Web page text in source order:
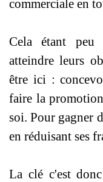
commerciale en
Cela étant peu
atteindre leurs
être ici :
faire la
soi. Pour gagner
en réduisant ses
La clé c'est